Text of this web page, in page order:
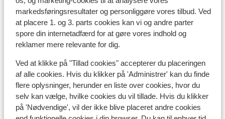
markedsføringsresultater og personliggøre vores tilbud. Ved
at placere 1. og 3. parts cookies kan vi og andre parter
spore din internetadfærd for at gøre vores indhold og
reklamer mere relevante for dig.
Ved at klikke på "Tillad cookies" accepterer du placeringen
af alle cookies. Hvis du klikker på 'Administrer' kan du finde
flere oplysninger, herunder en liste over cookies, hvor du
selv kan vælge, hvilke cookies du vil tillade. Hvis du klikker
på 'Nødvendige', vil der ikke blive placeret andre cookies
Den officielle møntenhed er euroen.
Drikkepenge:
Det er normalt at give ca. 10% i drikkepenge på de
Strøm:
Strømforsyningen er ligesom i Danmark 220 volt.
Stikkontaktet kan dog godt have en anden form. I det
tilfælde kan du købe et mellemled i supermarkedet.